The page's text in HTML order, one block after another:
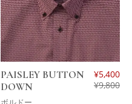
PAISLEY BUTTON
DOWN
¥5,400
¥9,800